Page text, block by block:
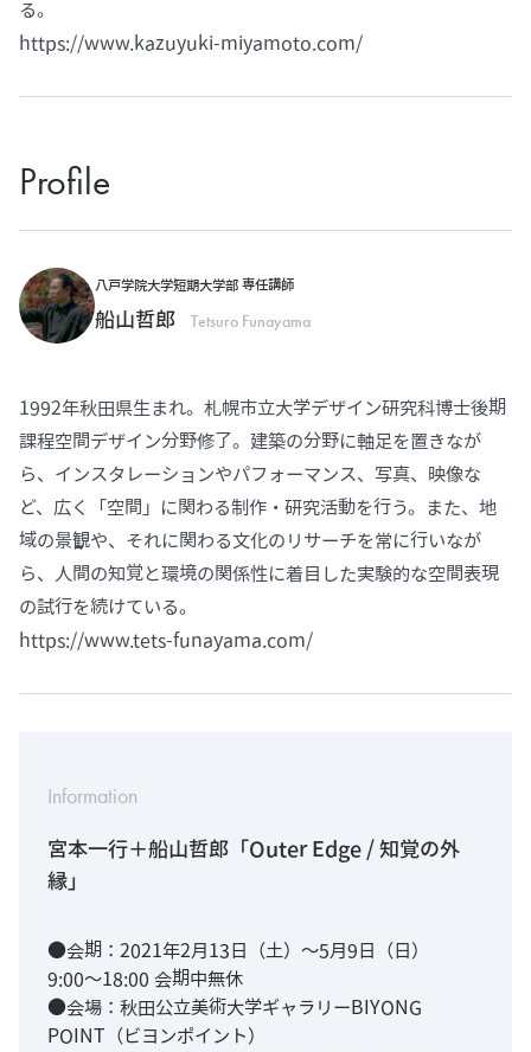
る。
https://www.kazuyuki-miyamoto.com/
Profile
八戸学院大学短期大学部 専任講師
船山哲郎 Tetsuro Funayama
1992年秋田県生まれ。札幌市立大学デザイン研究科博士後期
課程空間デザイン分野修了。建築の分野に軸足を置きなが
ら、インスタレーションやパフォーマンス、写真、映像な
ど、広く「空間」に関わる制作・研究活動を行う。また、地
域の景観や、それに関わる文化のリサーチを常に行いなが
ら、人間の知覚と環境の関係性に着目した実験的な空間表現
の試行を続けている。
https://www.tets-funayama.com/
Information
宮本一行＋船山哲郎「Outer Edge / 知覚の外
縁」
●会期：2021年2月13日（土）〜5月9日（日）
9:00〜18:00 会期中無休
●会場：秋田公立美術大学ギャラリーBIYONG
POINT（ビヨンポイント）